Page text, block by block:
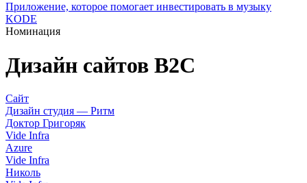
Приложение, которое помогает инвестировать в музыку
KODE
Номинация
Дизайн сайтов B2C
Сайт
Дизайн студия — Ритм
Доктор Григоряк
Vide Infra
Azure
Vide Infra
Николь